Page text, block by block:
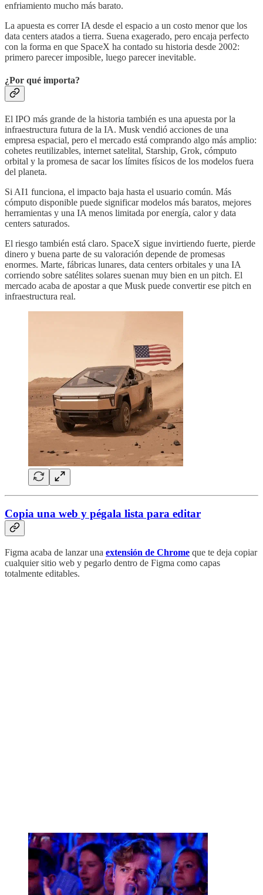
enfriamiento mucho más barato.
La apuesta es correr IA desde el espacio a un costo menor que los
data centers atados a tierra. Suena exagerado, pero encaja perfecto
con la forma en que SpaceX ha contado su historia desde 2002:
primero parecer imposible, luego parecer inevitable.
¿Por qué importa?
El IPO más grande de la historia también es una apuesta por la
infraestructura futura de la IA. Musk vendió acciones de una
empresa espacial, pero el mercado está comprando algo más amplio:
cohetes reutilizables, internet satelital, Starship, Grok, cómputo
orbital y la promesa de sacar los límites físicos de los modelos fuera
del planeta.
Si AI1 funciona, el impacto baja hasta el usuario común. Más
cómputo disponible puede significar modelos más baratos, mejores
herramientas y una IA menos limitada por energía, calor y data
centers saturados.
El riesgo también está claro. SpaceX sigue invirtiendo fuerte, pierde
dinero y buena parte de su valoración depende de promesas
enormes. Marte, fábricas lunares, data centers orbitales y una IA
corriendo sobre satélites solares suenan muy bien en un pitch. El
mercado acaba de apostar a que Musk puede convertir ese pitch en
infraestructura real.
Copia una web y pégala lista para editar
Figma acaba de lanzar una extensión de Chrome que te deja copiar
cualquier sitio web y pegarlo dentro de Figma como capas
totalmente editables.